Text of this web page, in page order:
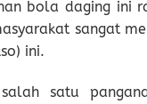
bola daging ini
sangat
ini.
satu